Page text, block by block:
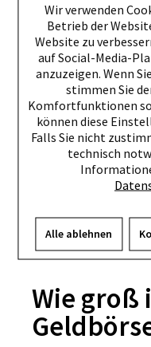
Wie
Über unseren
die Möglichkeit, eine
stilvollen Design zu
Hause ankommt.
Wie groß
Wir verwenden
Betrieb der
Website zu
auf Social-Media-
anzuzeigen. Wenn
stimmen Sie
Komfortfunktionen
können diese
Falls Sie nicht
technisch
Alle ablehnen